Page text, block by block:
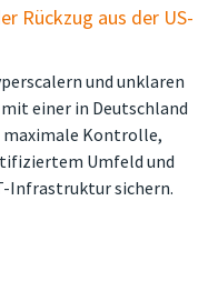
Rückzug aus der US-
und unklaren
einer in Deutschland
maximale Kontrolle,
Umfeld und
Infrastruktur sichern.